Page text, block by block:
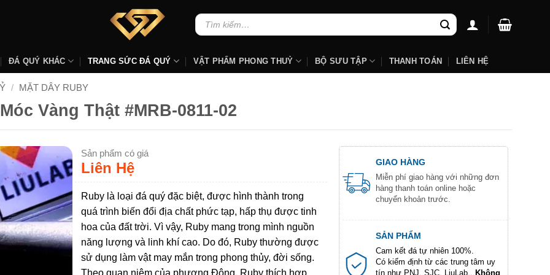
Tìm
kiếm:
ĐÁ QUÝ KHÁC TRANG SỨC ĐÁ QUÝ VẬT PHẨM PHONG THUỶ BỘ SƯU TẬP THANH TOÁN LIÊN HỆ
/ MẶT DÂY RUBY
Vàng Thật #MRB-0811-02
Sản phẩm có giá
Liên Hệ
Ruby là loại đá quý đặc biệt, được hình thành trong
quá trình biến đổi địa chất phức tạp, hấp thụ được tinh
hoa của đất trời. Vì vậy, Ruby mang trong mình nguồn
năng lượng và linh khí cao. Do đó, Ruby thường được
sử dụng làm vật may mắn trong phong thủy, đời sống.
Theo quan niệm của phương Đông, Ruby thích hợp
GIAO HÀNG
Miễn phí giao hàng với những đơn
hàng thanh toán online hoặc
chuyển khoản trước.
SẢN PHẨM
Cam kết đá tự nhiên 100%.
Có kiểm định từ các trung tâm uy
tín như PNJ, SJC, LiuLab...
Không